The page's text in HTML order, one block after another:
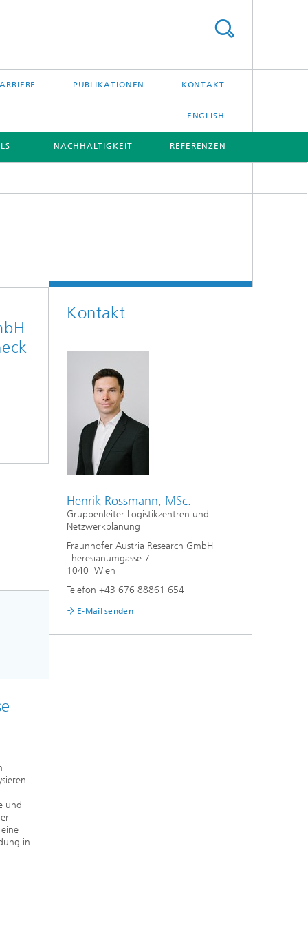
PUBLIKATIONEN KONTAKT
ENGLISH
NACHHALTIGKEIT REFERENZEN
und
in
Kontakt
Henrik Rossmann, MSc.
Gruppenleiter Logistikzentren und
Netzwerkplanung
Fraunhofer Austria Research GmbH
Theresianumgasse 7
1040 Wien
Telefon +43 676 88861 654
E-Mail senden